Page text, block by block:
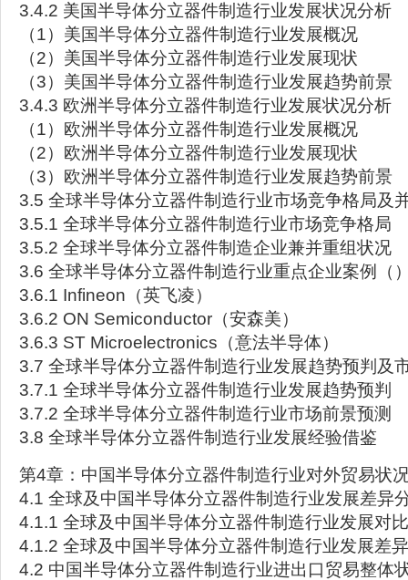
3.4.2 美国半导体分立器件制造行业发展状况分析
（1）美国半导体分立器件制造行业发展概况
（2）美国半导体分立器件制造行业发展现状
（3）美国半导体分立器件制造行业发展趋势前景
3.4.3 欧洲半导体分立器件制造行业发展状况分析
（1）欧洲半导体分立器件制造行业发展概况
（2）欧洲半导体分立器件制造行业发展现状
（3）欧洲半导体分立器件制造行业发展趋势前景
3.5 全球半导体分立器件制造行业市场竞争格局及
3.5.1 全球半导体分立器件制造行业市场竞争格局
3.5.2 全球半导体分立器件制造企业兼并重组状况
3.6 全球半导体分立器件制造行业重点企业案例（
3.6.1 Infineon（英飞凌）
3.6.2 ON Semiconductor（安森美）
3.6.3 ST Microelectronics（意法半导体）
3.7 全球半导体分立器件制造行业发展趋势预判及
3.7.1 全球半导体分立器件制造行业发展趋势预判
3.7.2 全球半导体分立器件制造行业市场前景预测
3.8 全球半导体分立器件制造行业发展经验借鉴
第4章：中国半导体分立器件制造行业对外贸易状
4.1 全球及中国半导体分立器件制造行业发展差异
4.1.1 全球及中国半导体分立器件制造行业发展对比
4.1.2 全球及中国半导体分立器件制造行业发展差
4.2 中国半导体分立器件制造行业进出口贸易整体